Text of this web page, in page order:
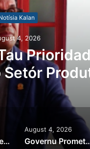
Kalan
4, 2026
Setór
PR Horta Rekoñese Timoroan Sira Iha Diáspora Nia Kontribuisaun
August 4, 2026
Governu Promete Tau